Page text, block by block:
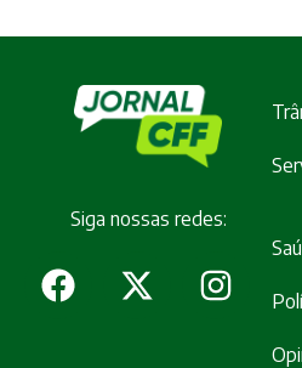
Siga nossas redes: